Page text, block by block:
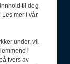
til deg
mer i vår
under, vil
i
tvers av